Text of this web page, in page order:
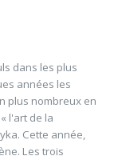
dans les plus
années les
plus nombreux en
l'art de la
Cette année,
Les trois